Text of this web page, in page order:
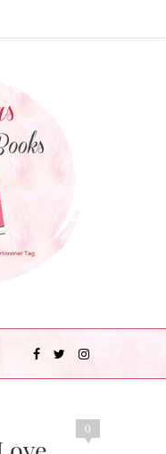
0